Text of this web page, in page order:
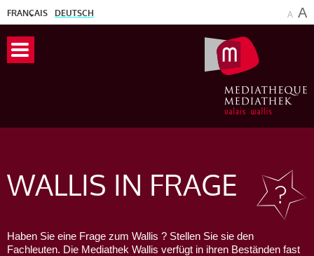
FRANÇAIS DEUTSCH A A
WALLIS IN FRAGE
Haben Sie eine Frage zum Wallis ? Stellen Sie sie den
Fachleuten. Die Mediathek Wallis verfügt in ihren Beständen fast